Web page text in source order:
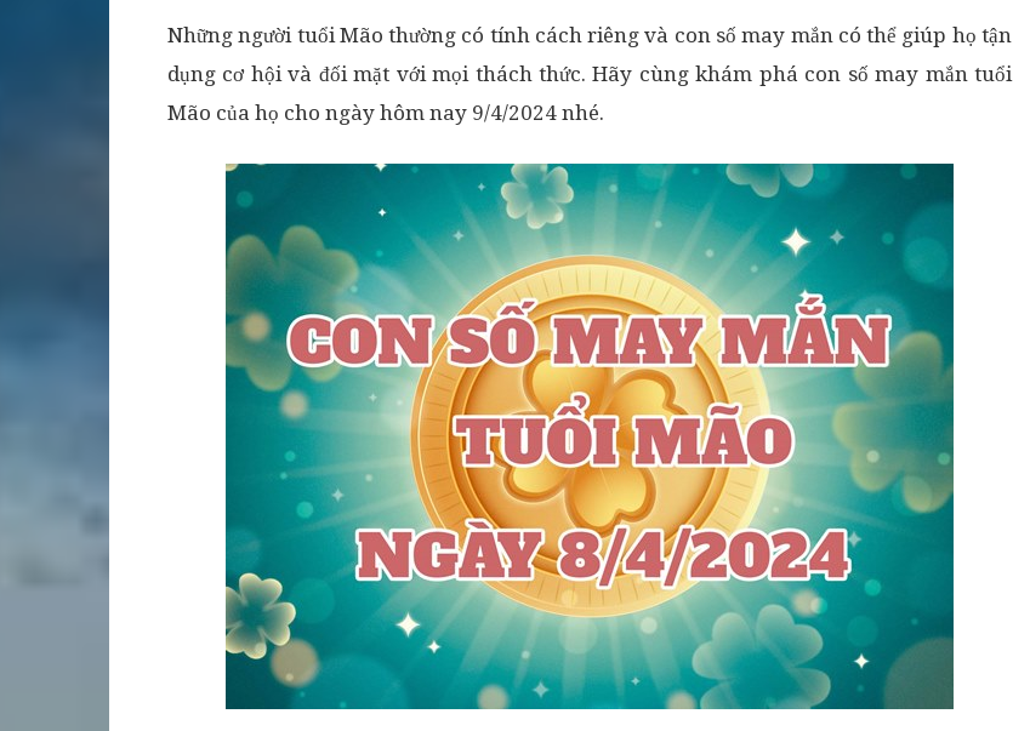
Những người tuổi Mão thường có tính cách riêng và con số may mắn có thể giúp họ tận
dụng cơ hội và đối mặt với mọi thách thức. Hãy cùng khám phá con số may mắn tuổi
Mão của họ cho ngày hôm nay 9/4/2024 nhé.